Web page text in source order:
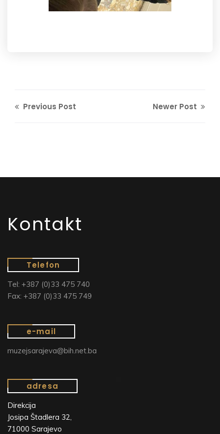
Previous Post Newer Post
Kontakt
Telefon
Tel: +387 (0)33 475 740
Fax: +387 (0)33 475 749
e-mail
muzejsarajeva@bih.net.ba
adresa
Direkcija
Josipa Štadlera 32,
71000 Sarajevo